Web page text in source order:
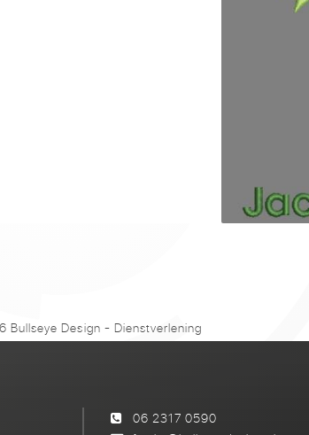
Design - Dienstverlening
06 2317 0590